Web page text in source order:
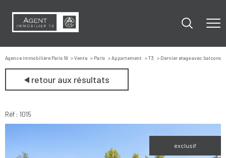
Agence immobilière Paris 18 Vente Paris Appartement T3 Dernier etage avec balcons
retour aux résultats
Réf : 1015
exclusif